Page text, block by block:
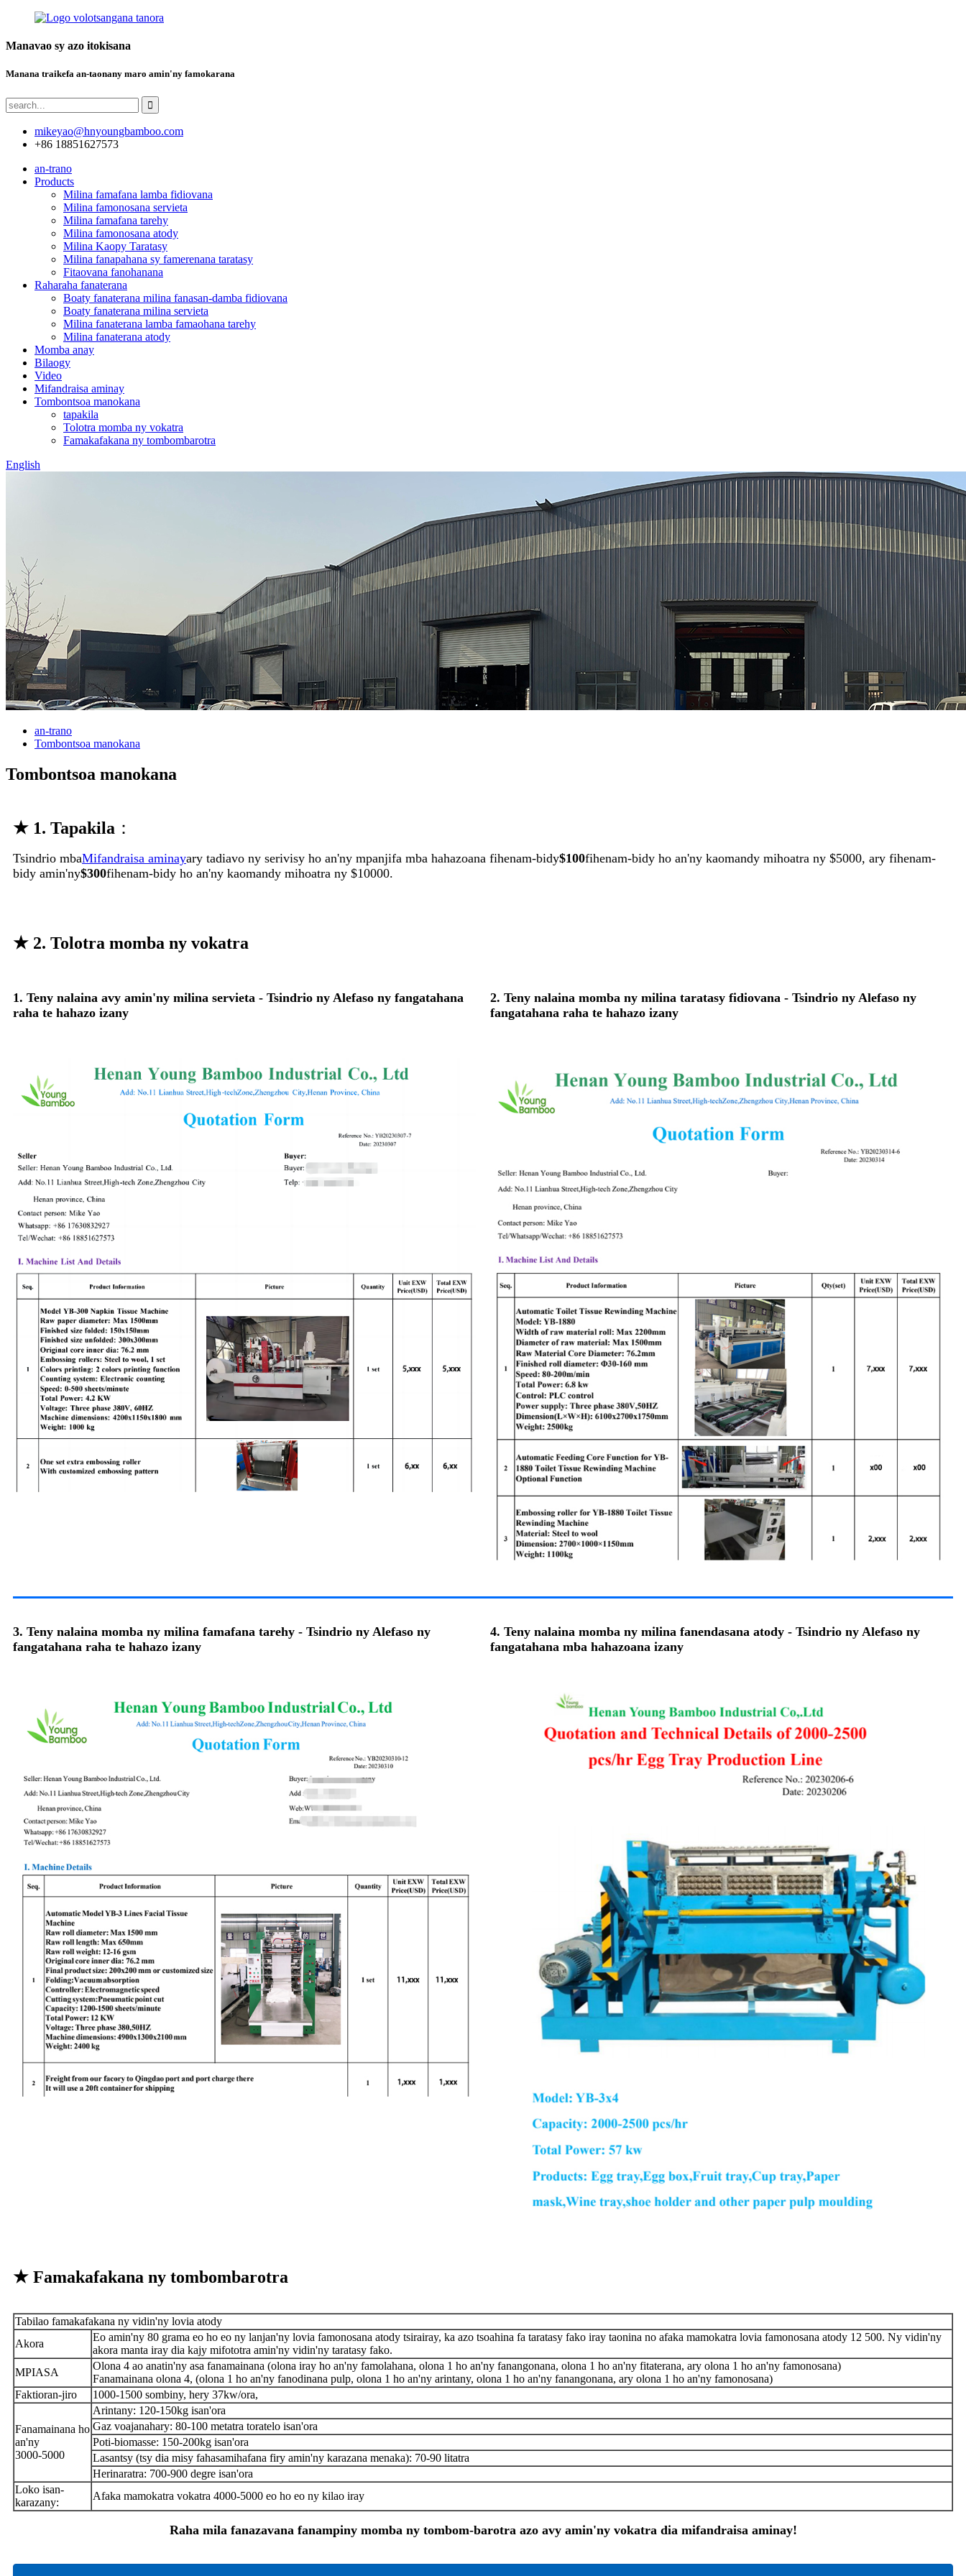
Manavao sy azo itokisana
Manana traikefa an-taonany maro amin'ny famokarana
mikeyao@hnyoungbamboo.com
+86 18851627573
an-trano
Products
Milina famafana lamba fidiovana
Milina famonosana servieta
Milina famafana tarehy
Milina famonosana atody
Milina Kaopy Taratasy
Milina fanapahana sy famerenana taratasy
Fitaovana fanohanana
Raharaha fanaterana
Boaty fanaterana milina fanasan-damba fidiovana
Boaty fanaterana milina servieta
Milina fanaterana lamba famaohana tarehy
Milina fanaterana atody
Momba anay
Bilaogy
Video
Mifandraisa aminay
Tombontsoa manokana
tapakila
Tolotra momba ny vokatra
Famakafakana ny tombombarotra
English
an-trano
Tombontsoa manokana
Tombontsoa manokana
★ 1. Tapakila ：
Tsindrio mbaMifandraisa aminayary tadiavo ny serivisy ho an'ny mpanjifa mba hahazoana fihenam-bidy$100fihenam-bidy ho an'ny kaomandy mihoatra ny $5000, ary fihenam-
bidy amin'ny$300fihenam-bidy ho an'ny kaomandy mihoatra ny $10000.
★ 2. Tolotra momba ny vokatra
1. Teny nalaina avy amin'ny milina servieta - Tsindrio ny Alefaso ny fangatahana
raha te hahazo izany
2. Teny nalaina momba ny milina taratasy fidiovana - Tsindrio ny Alefaso ny
fangatahana raha te hahazo izany
3. Teny nalaina momba ny milina famafana tarehy - Tsindrio ny Alefaso ny
fangatahana raha te hahazo izany
4. Teny nalaina momba ny milina fanendasana atody - Tsindrio ny Alefaso ny
fangatahana mba hahazoana izany
★ Famakafakana ny tombombarotra
Tabilao famakafakana ny vidin'ny lovia atody
Akora
Eo amin'ny 80 grama eo ho eo ny lanjan'ny lovia famonosana atody tsirairay, ka azo tsoahina fa taratasy fako iray taonina no afaka mamokatra lovia famonosana atody 12 500. Ny vidin'ny
akora manta iray dia kajy mifototra amin'ny vidin'ny taratasy fako.
MPIASA
Olona 4 ao anatin'ny asa fanamainana (olona iray ho an'ny famolahana, olona 1 ho an'ny fanangonana, olona 1 ho an'ny fitaterana, ary olona 1 ho an'ny famonosana)
Fanamainana olona 4, (olona 1 ho an'ny fanodinana pulp, olona 1 ho an'ny arintany, olona 1 ho an'ny fanangonana, ary olona 1 ho an'ny famonosana)
Faktioran-jiro
1000-1500 sombiny, hery 37kw/ora,
Fanamainana ho
an'ny
3000-5000
Arintany: 120-150kg isan'ora
Gaz voajanahary: 80-100 metatra toratelo isan'ora
Poti-biomasse: 150-200kg isan'ora
Lasantsy (tsy dia misy fahasamihafana firy amin'ny karazana menaka): 70-90 litatra
Herinaratra: 700-900 degre isan'ora
Loko isan-
karazany:
Afaka mamokatra vokatra 4000-5000 eo ho eo ny kilao iray
Raha mila fanazavana fanampiny momba ny tombom-barotra azo avy amin'ny vokatra dia mifandraisa aminay!